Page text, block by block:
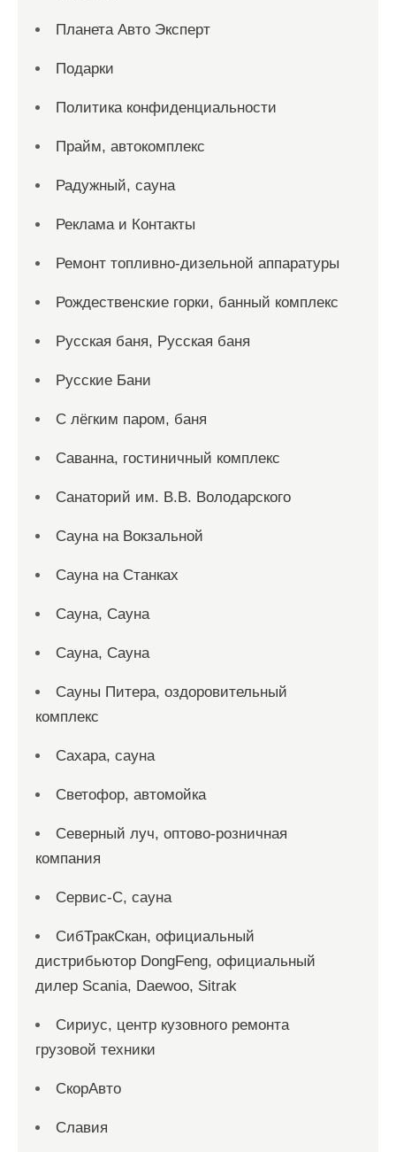
Планета Авто Эксперт
Подарки
Политика конфиденциальности
Прайм, автокомплекс
Радужный, сауна
Реклама и Контакты
Ремонт топливно-дизельной аппаратуры
Рождественские горки, банный комплекс
Русская баня, Русская баня
Русские Бани
С лёгким паром, баня
Саванна, гостиничный комплекс
Санаторий им. В.В. Володарского
Сауна на Вокзальной
Сауна на Станках
Сауна, Сауна
Сауна, Сауна
Сауны Питера, оздоровительный
комплекс
Сахара, сауна
Светофор, автомойка
Северный луч, оптово-розничная
компания
Сервис-С, сауна
СибТракСкан, официальный
дистрибьютор DongFeng, официальный
дилер Scania, Daewoo, Sitrak
Сириус, центр кузовного ремонта
грузовой техники
СкорАвто
Славия